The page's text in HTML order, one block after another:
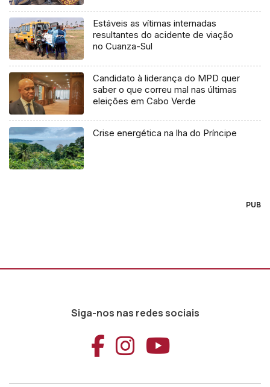
Estáveis as vítimas internadas
resultantes do acidente de viação
no Cuanza-Sul
Candidato à liderança do MPD quer
saber o que correu mal nas últimas
eleições em Cabo Verde
Crise energética na lha do Príncipe
PUB
Siga-nos nas redes sociais
Aceder ao
Aceder ao
Aceder